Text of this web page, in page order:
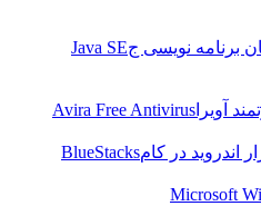
برنامه نویسی جJava SE
آویرا Avira Free Antivirus
اندروید در کامBlueStacks